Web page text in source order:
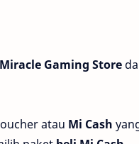
Miracle Gaming Store
atau Mi Cash